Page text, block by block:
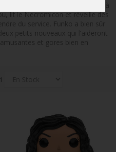
d'Ash, ex chasseur de démon à
lit le Necromicon et réveille des
du service. Funko a bien sûr
petits nouveaux qui l'aideront
et gores bien en